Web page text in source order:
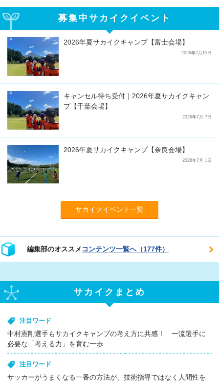
募集中サカイクイベント
2026年夏サカイクキャンプ【富士会場】
2026年7月15日
キャンセル待ち受付｜2026年夏サカイクキャン
プ【千葉会場】
2026年7月 7日
2026年夏サカイクキャンプ【奈良会場】
2026年7月 1日
サカイクイベント一覧
編集部のオススメ コンテンツ一覧へ（177件）
サカイクまとめ
注目ワード
中村憲剛選手もサカイクキャンプの考え方に共感！ 一流選手に
必要な「考える力」を育む一歩
注目ワード
サッカーがうまくなる一番の方法が、技術指導ではなく人間性を